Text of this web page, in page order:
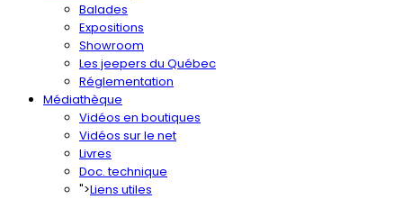
Balades
Expositions
Showroom
Les jeepers du Québec
Réglementation
Médiathèque
Vidéos en boutiques
Vidéos sur le net
Livres
Doc. technique
">Liens utiles